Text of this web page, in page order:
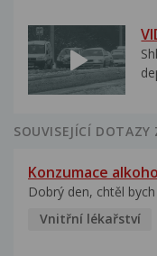
SOUVISEJÍCÍ DOTAZY
Konzumace
Dobrý den, chtěl
Vnitřní lékařství